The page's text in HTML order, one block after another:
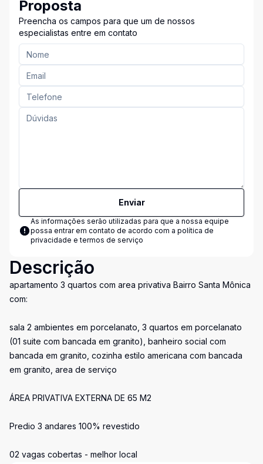
Proposta
Preencha os campos para que um de nossos
especialistas entre em contato
Enviar
As informações serão utilizadas para que a nossa equipe
possa entrar em contato de acordo com a política de
privacidade e termos de serviço
Descrição
apartamento 3 quartos com area privativa Bairro Santa Mônica
com:
sala 2 ambientes em porcelanato, 3 quartos em porcelanato
(01 suite com bancada em granito), banheiro social com
bancada em granito, cozinha estilo americana com bancada
em granito, area de serviço
ÁREA PRIVATIVA EXTERNA DE 65 M2
Predio 3 andares 100% revestido
02 vagas cobertas - melhor local